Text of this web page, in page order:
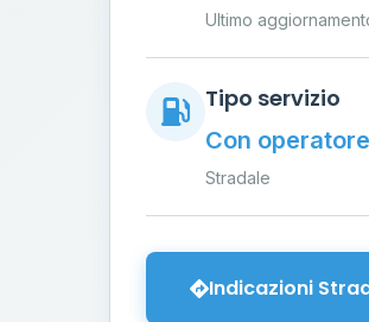
Ultimo
Tipo servizio
Con operatore
Stradale
Indicazioni